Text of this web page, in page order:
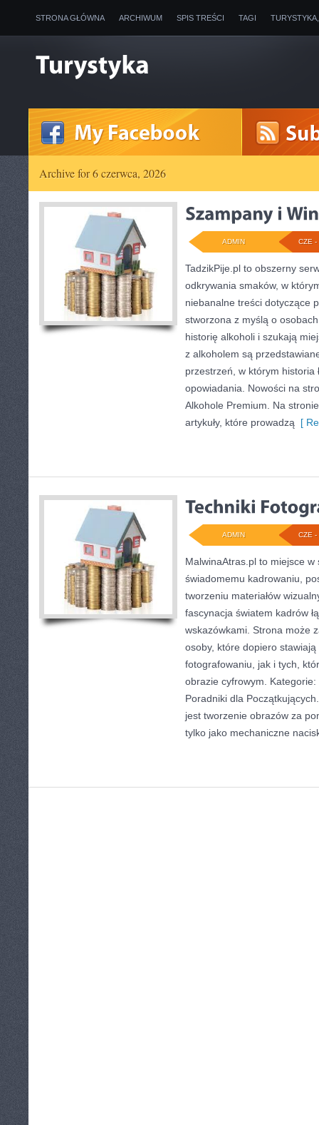
STRONA GŁÓWNA ARCHIWUM SPIS TREŚCI TAGI
Archive for 6 czerwca, 2026
CZE -
ADMIN
TadzikPije.pl to obszerny
odkrywania smaków, w
niebanalne treści dotyczące
stworzona z myślą o
historię alkoholi i szukają
z alkoholem są
przestrzeń, w którym historia
opowiadania. Nowości na
Alkohole Premium. Na
artykuły, które prowadzą [
CZE -
ADMIN
MalwinaAtras.pl to miejsce w
świadomemu kadrowaniu,
tworzeniu materiałów
fascynacja światem kadrów
wskazówkami. Strona może
osoby, które dopiero
fotografowaniu, jak i tych,
obrazie cyfrowym.
Poradniki dla
jest tworzenie obrazów za
tylko jako mechaniczne